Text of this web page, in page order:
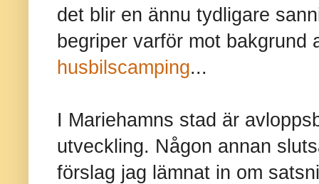
det blir en ännu tydligare
begriper varför mot bakgrund
husbilscamping...
I Mariehamns stad är
utveckling. Någon annan
förslag jag lämnat in om